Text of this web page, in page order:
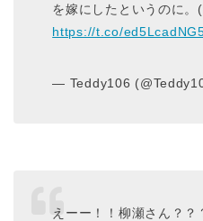
を嫁にしたというのに。
https://t.co/
— Teddy106
えーー！！柳瀬さん？？